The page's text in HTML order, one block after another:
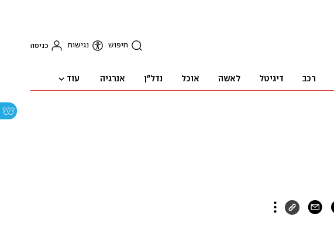
חיפוש נגישות כניסה
רכב דיגיטל לאשה אוכל נדל"ן אנרגיה עוד